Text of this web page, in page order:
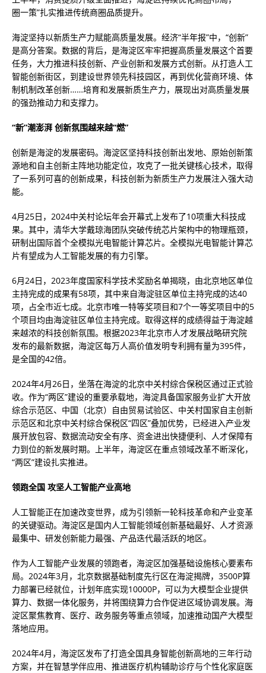
圈一策”扎实推进传统商圈品质提升。
海淀坚持以新质生产力赋能高质量发展。经济“半年报”中，“创新”
是高分答案。数据的背后，是海淀区牢牢把握高质量发展这个首要
任务，大力推进科技创新、产业创新和发展方式创新。从打造人工
智能创新街区，到建设世界领先科技园区，再到优化营商环境、体
制机制改革创新……培育和发展新质生产力，展现出对高质量发展
的强劲推动力和支撑力。
“新”潮澎湃 创新氛围越来越“燃”
创新是海淀的发展密码。海淀区坚持科技创新出发地、原始创新策
源地和自主创新主阵地功能定位，攻克了一批关键核心技术，取得
了一系列可喜的创新成果，科技创新为新质生产力发展注入强大动
能。
4月25日，2024中关村论坛年会开幕式上发布了10项重大科技成
果。其中，清华大学戴琼海团队突破传统芯片架构中的物理瓶颈，
研制出国际首个全模拟光电智能计算芯片。全模拟光电智能计算芯
片有望成为人工智能发展的有力引擎。
6月24日，2023年度国家科学技术奖励名单揭晓，由北京地区单位
主持完成的成果有58项，其中来自海淀驻区单位主持完成的达40
项，占全市近七成。北京市唯一特等奖项目和7个一等奖项目中的5
个项目均由海淀驻区单位主持完成。取得这样的成绩得益于海淀越
来越浓的科技创新氛围。根据2023年北京市人才发展战略研究院
发布的最新数据，海淀区每万人高价值发明专利拥有量为395件，
是全国的42倍。
2024年4月26日，坐落在海淀的北京中关村综合保税区通过正式验
收。作为“两区”建设的重要承载地，海淀具备国家服务业扩大开放
综合示范区、中国（北京）自由贸易试验区、中关村国家自主创新
示范区和北京中关村综合保税区“四区”叠加优势，已经进入产业发
展开放包容、数据流动安全有序、资金进出快捷便利、人才保障有
力到位的新发展时期。上半年，海淀区在重点领域改革不断深化，
“两区”建设扎实推进。
领跑全国 攻坚人工智能产业高地
人工智能正在加速改变世界，成为引领新一轮科技革命和产业变革
的关键驱动。海淀区是国内人工智能领域创新基础最好、人才资源
最集中、研发创新能力最强、产品迭代最活跃的地区。
作为人工智能产业发展的领跑者，海淀区加强基础设施核心要素布
局。2024年3月，北京数据基础制度先行区在海淀揭牌，3500P算
力部署已经就位，计划年底实现10000P，可以为大模型企业提供
算力、数据一体化服务，并将围绕算力合作促进区域协调发展。海
淀区聚焦教育、医疗、政务服务等重点领域，加速推动国产大模型
落地应用。
2024年4月，海淀区发布了打造全国具身智能创新高地的三年行动
方案，并在智慧学伴应用、推进医疗机构辅助诊疗与个性化家庭医